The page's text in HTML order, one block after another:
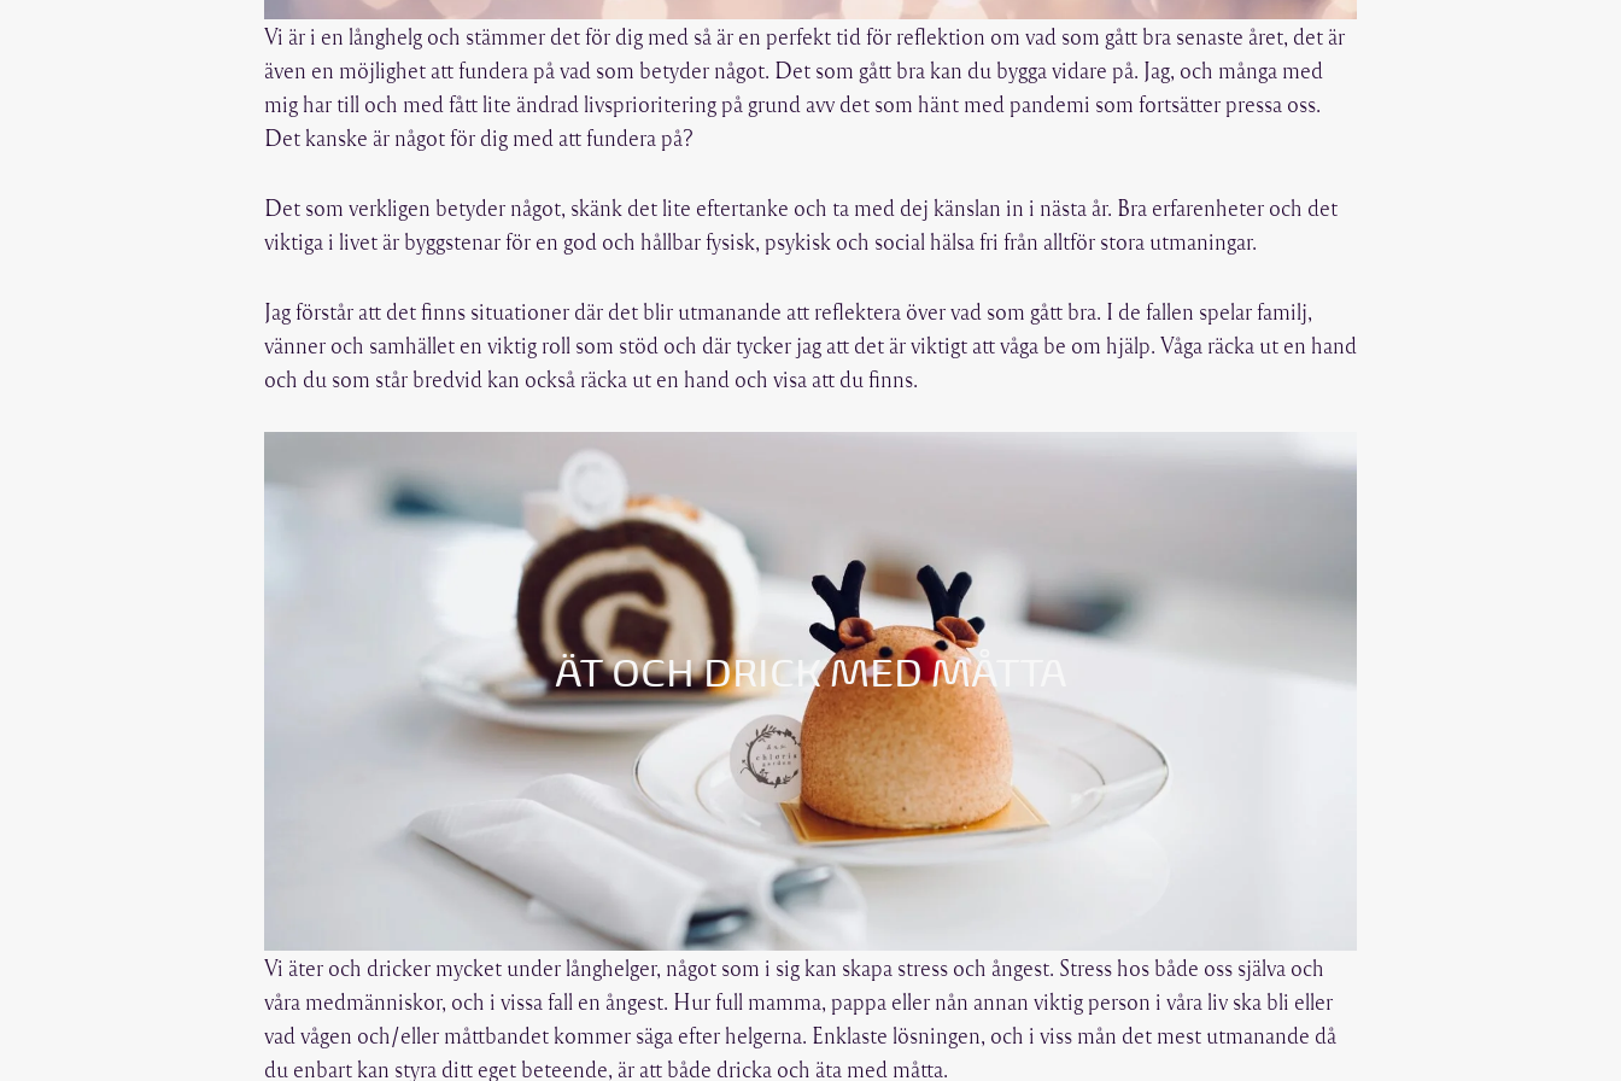
Vi är i en långhelg och stämmer det för dig med så är en perfekt tid för reflektion om vad som gått bra senaste året, det är
även en möjlighet att fundera på vad som betyder något. Det som gått bra kan du bygga vidare på. Jag, och många med
mig har till och med fått lite ändrad livsprioritering på grund avv det som hänt med pandemi som fortsätter pressa oss.
Det kanske är något för dig med att fundera på?
Det som verkligen betyder något, skänk det lite eftertanke och ta med dej känslan in i nästa år. Bra erfarenheter och det
viktiga i livet är byggstenar för en god och hållbar fysisk, psykisk och social hälsa fri från alltför stora utmaningar.
Jag förstår att det finns situationer där det blir utmanande att reflektera över vad som gått bra. I de fallen spelar familj,
vänner och samhället en viktig roll som stöd och där tycker jag att det är viktigt att våga be om hjälp. Våga räcka ut en hand
och du som står bredvid kan också räcka ut en hand och visa att du finns.
ÄT OCH DRICK MED MÅTTA
Vi äter och dricker mycket under långhelger, något som i sig kan skapa stress och ångest. Stress hos både oss själva och
våra medmänniskor, och i vissa fall en ångest. Hur full mamma, pappa eller nån annan viktig person i våra liv ska bli eller
vad vågen och/eller måttbandet kommer säga efter helgerna. Enklaste lösningen, och i viss mån det mest utmanande då
du enbart kan styra ditt eget beteende, är att både dricka och äta med måtta.